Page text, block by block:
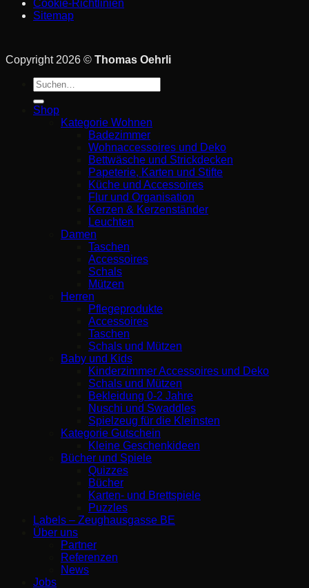
Cookie-Richtlinien
Sitemap
Copyright 2026 © Thomas Oehrli
Suche
nach:
Shop
Kategorie Wohnen
Badezimmer
Wohnaccessoires und Deko
Bettwäsche und Strickdecken
Papeterie, Karten und Stifte
Küche und Accessoires
Flur und Organisation
Kerzen & Kerzenständer
Leuchten
Damen
Taschen
Accessoires
Schals
Mützen
Herren
Pflegeprodukte
Accessoires
Taschen
Schals und Mützen
Baby und Kids
Kinderzimmer Accessoires und Deko
Schals und Mützen
Bekleidung 0-2 Jahre
Nuschi und Swaddles
Spielzeug für die Kleinsten
Kategorie Gutschein
Kleine Geschenkideen
Bücher und Spiele
Quizzes
Bücher
Karten- und Brettspiele
Puzzles
Labels – Zeughausgasse BE
Über uns
Partner
Referenzen
News
Jobs